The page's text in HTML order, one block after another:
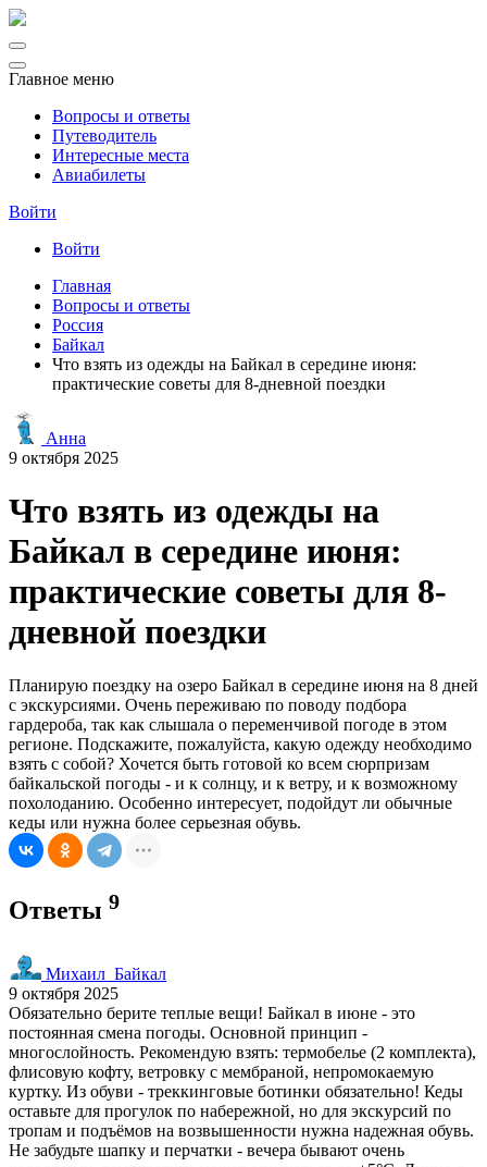
Главное меню
Вопросы и ответы
Путеводитель
Интересные места
Авиабилеты
Войти
Войти
Главная
Вопросы и ответы
Россия
Байкал
Что взять из одежды на Байкал в середине июня:
практические советы для 8-дневной поездки
Анна
9 октября 2025
Что взять из одежды на
Байкал в середине июня:
практические советы для 8-
дневной поездки
Планирую поездку на озеро Байкал в середине июня на 8 дней
с экскурсиями. Очень переживаю по поводу подбора
гардероба, так как слышала о переменчивой погоде в этом
регионе. Подскажите, пожалуйста, какую одежду необходимо
взять с собой? Хочется быть готовой ко всем сюрпризам
байкальской погоды - и к солнцу, и к ветру, и к возможному
похолоданию. Особенно интересует, подойдут ли обычные
кеды или нужна более серьезная обувь.
Ответы 9
Михаил_Байкал
9 октября 2025
Обязательно берите теплые вещи! Байкал в июне - это
постоянная смена погоды. Основной принцип -
многослойность. Рекомендую взять: термобелье (2 комплекта),
флисовую кофту, ветровку с мембраной, непромокаемую
куртку. Из обуви - треккинговые ботинки обязательно! Кеды
оставьте для прогулок по набережной, но для экскурсий по
тропам и подъёмов на возвышенности нужна надежная обувь.
Не забудьте шапку и перчатки - вечера бывают очень